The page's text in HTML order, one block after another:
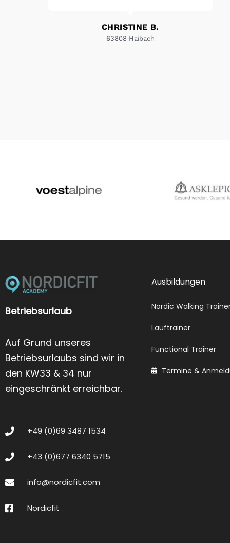
CHRISTINE B.
63808 Haibach
Betriebsurlaub
Auf Grund unseres
Betriebsurlaubs sind wir in
den KW33 & 34 nur
eingeschränkt erreichbar.
+49 (0)69 3487 1534
+43 (0)677 6340 5715
info@nordicfit.com
Nordicfit
Ausbildungen
Nordic Walking
Lauftrainer
Functional Trainer
Termine &